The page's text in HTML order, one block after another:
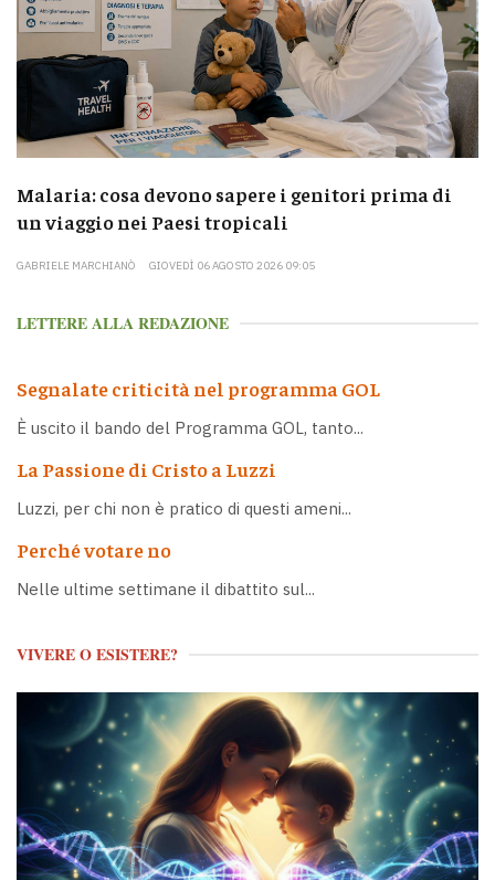
Malaria: cosa devono sapere i genitori prima di
un viaggio nei Paesi tropicali
GABRIELE MARCHIANÒ GIOVEDÌ 06 AGOSTO 2026 09:05
LETTERE ALLA REDAZIONE
Segnalate criticità nel programma GOL
È uscito il bando del Programma GOL, tanto...
La Passione di Cristo a Luzzi
Luzzi, per chi non è pratico di questi ameni...
Perché votare no
Nelle ultime settimane il dibattito sul...
VIVERE O ESISTERE?